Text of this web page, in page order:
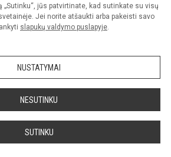
„Sutinku“, jūs patvirtinate, kad sutinkate su visų
Jei norite atšaukti arba pakeisti savo
slapukų valdymo puslapyje.
NUSTATYMAI
NESUTINKU
SUTINKU
paraiška Slapukų valdymas